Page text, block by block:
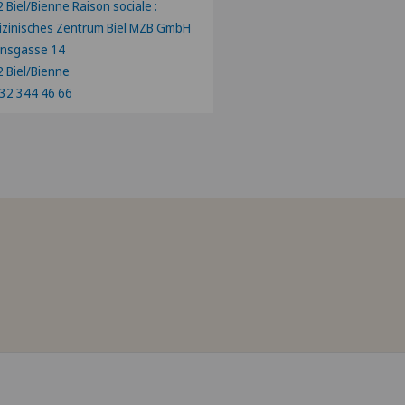
Biel/Bienne Raison sociale :
Zentrum Biel MZB GmbH
14
Biel/Bienne
344 46 66